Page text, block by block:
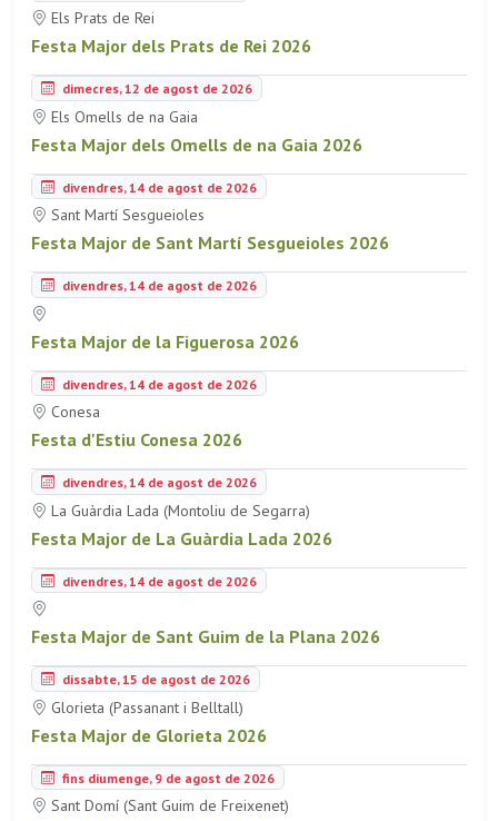
Els Prats de Rei
Festa Major dels Prats de Rei 2026
dimecres, 12 de agost de 2026
Els Omells de na Gaia
Festa Major dels Omells de na Gaia 2026
divendres, 14 de agost de 2026
Sant Martí Sesgueioles
Festa Major de Sant Martí Sesgueioles 2026
divendres, 14 de agost de 2026
Festa Major de la Figuerosa 2026
divendres, 14 de agost de 2026
Conesa
Festa d'Estiu Conesa 2026
divendres, 14 de agost de 2026
La Guàrdia Lada (Montoliu de Segarra)
Festa Major de La Guàrdia Lada 2026
divendres, 14 de agost de 2026
Festa Major de Sant Guim de la Plana 2026
dissabte, 15 de agost de 2026
Glorieta (Passanant i Belltall)
Festa Major de Glorieta 2026
fins diumenge, 9 de agost de 2026
Sant Domí (Sant Guim de Freixenet)